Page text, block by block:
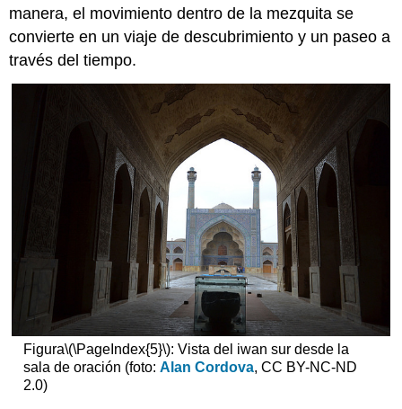
manera, el movimiento dentro de la mezquita se
convierte en un viaje de descubrimiento y un paseo a
través del tiempo.
Figura\(\PageIndex{5}\): Vista del iwan sur desde la
sala de oración (foto: Alan Cordova, CC BY-NC-ND
2.0)